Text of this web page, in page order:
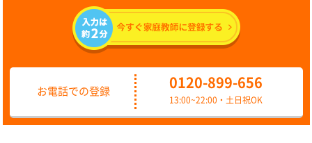
お電話での登録
0120-899-656
13:00~22:00・土日祝OK